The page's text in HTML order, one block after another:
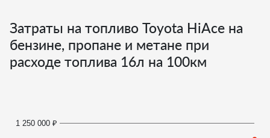
Затраты на топливо Toyota HiAce на
бензине, пропане и метане при
расходе топлива 16л на 100км
1 250 000 ₽